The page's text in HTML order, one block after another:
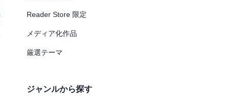
Reader Store 限定
メディア化作品
厳選テーマ
ジャンルから探す